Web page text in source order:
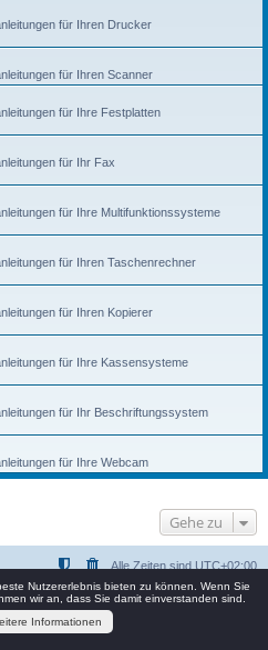
für Ihren Drucker
für Ihren Scanner
für Ihre Festplatten
für Ihr Fax
für Ihre Multifunktionssysteme
für Ihren Taschenrechner
für Ihren Kopierer
für Ihre Kassensysteme
für Ihr Beschriftungssystem
für Ihre Webcam
Gehe zu
Alle Zeiten sind UTC+02:00
Software © phpBB Limited
durchphpBB.de
Nutzererlebnis bieten zu können. Wenn Sie
wir an, dass Sie damit einverstanden sind.
Informationen